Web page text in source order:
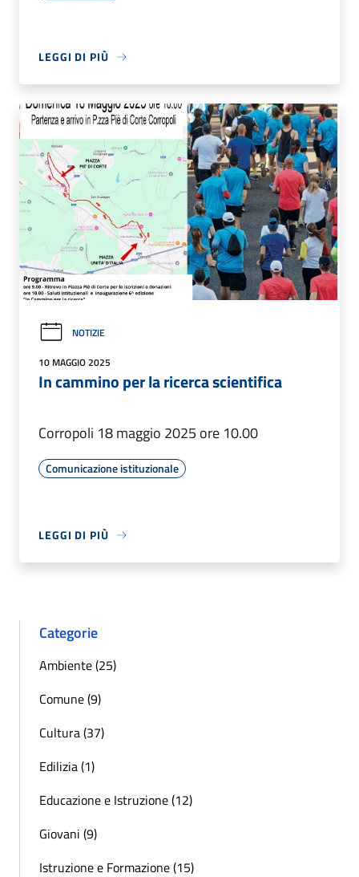
LEGGI DI PIÙ
NOTIZIE
10 MAGGIO 2025
In cammino per la ricerca scientifica
Corropoli 18 maggio 2025 ore 10.00
Comunicazione istituzionale
LEGGI DI PIÙ
Categorie
Ambiente (25)
Comune (9)
Cultura (37)
Edilizia (1)
Educazione e Istruzione (12)
Giovani (9)
Istruzione e Formazione (15)